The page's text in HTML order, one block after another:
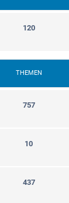
120
THEMEN
757
10
437